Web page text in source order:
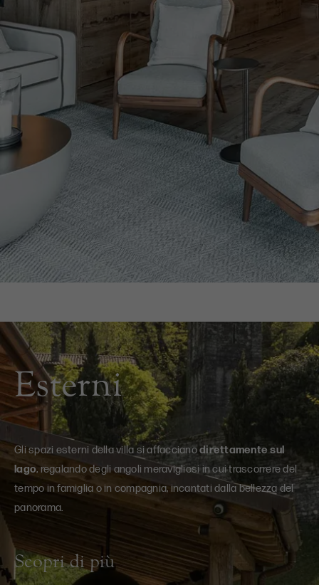
Esterni
Gli spazi esterni della villa si affaccianodirettamente sul
lago, regalando degli angoli meravigliosi in cui trascorrere del
tempo in famiglia o in compagnia, incantati dalla bellezza del
panorama.
Scopri di più